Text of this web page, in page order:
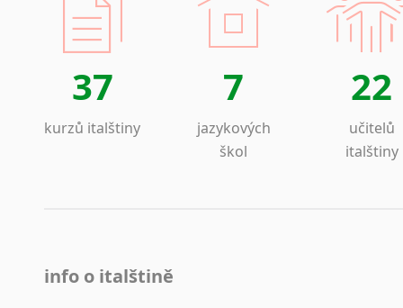
37
kurzů italštiny
7
jazykových
škol
22
učitelů
italštiny
info o italštině